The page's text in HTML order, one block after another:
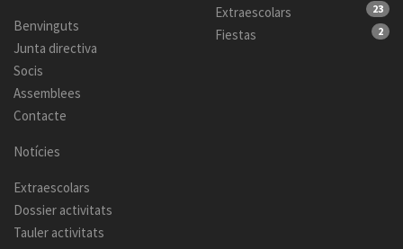
Benvinguts
Junta directiva
Socis
Assemblees
Contacte
Notícies
Extraescolars
Dossier activitats
Tauler activitats
Extraescolars 23
Fiestas 2